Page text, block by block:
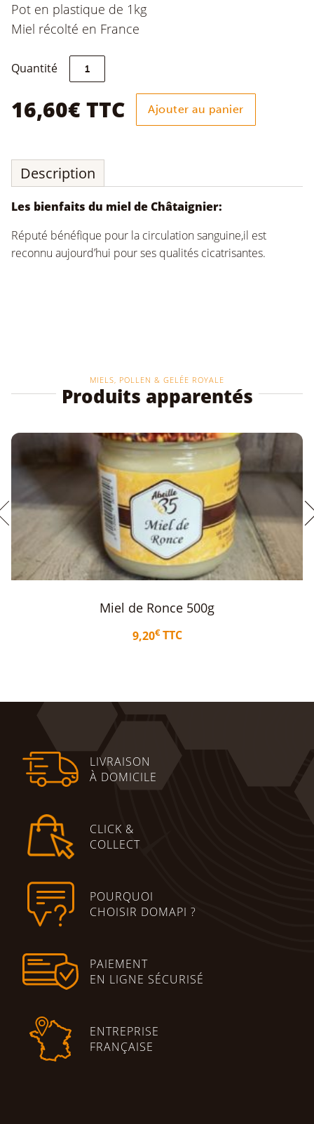
Pot en plastique de 1kg
Miel récolté en France
Quantité quantité
Miel
de
Châtaignier
16,60€ TTC Ajouter au panier
Description
Les bienfaits du miel de Châtaignier:
Réputé bénéfique pour la circulation sanguine,il est
reconnu aujourd’hui pour ses qualités cicatrisantes.
MIELS, POLLEN & GELÉE ROYALE
Produits apparentés
Miel de Romarin 500g
9,50€ TTC
LIVRAISON
À DOMICILE
CLICK &
COLLECT
POURQUOI
CHOISIR DOMAPI ?
PAIEMENT
EN LIGNE SÉCURISÉ
ENTREPRISE
FRANÇAISE